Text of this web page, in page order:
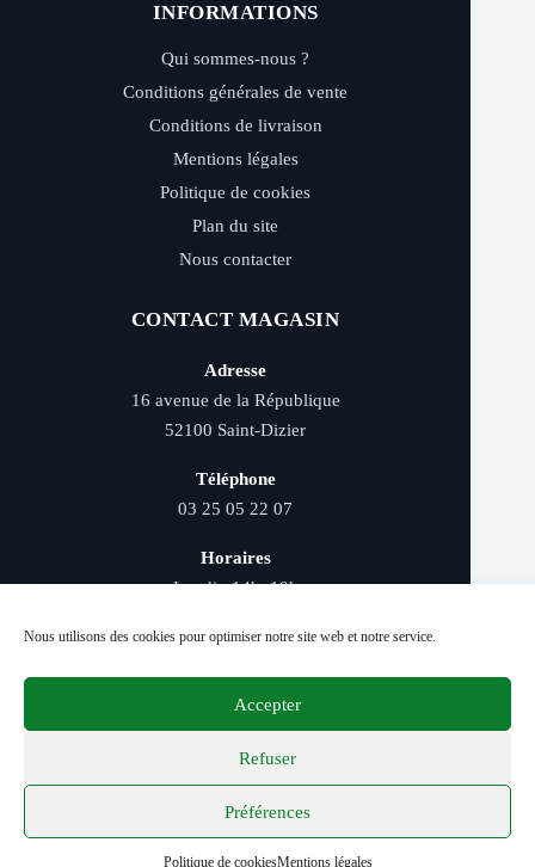
Nous utilisons des cookies pour optimiser notre site web et notre service.
Accepter
Refuser
Préférences
Politique de cookiesMentions légales
INFORMATIONS
Qui sommes-nous ?
Conditions générales de vente
Conditions de livraison
Mentions légales
Politique de cookies
Plan du site
Nous contacter
CONTACT MAGASIN
Adresse
16 avenue de la République
52100 Saint-Dizier
Téléphone
03 25 05 22 07
Horaires
Lundi : 14h–19h
Livraison rapide - Retrait magasin - Paiement
© 2026 Distriver — Tous droits réservés.